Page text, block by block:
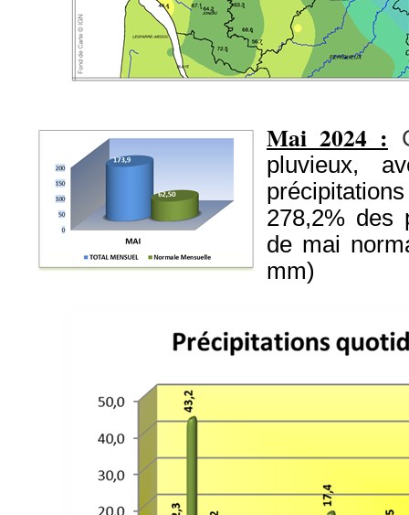
Mai 2024 :
pluvieux,
278,2% des
de mai
mm)